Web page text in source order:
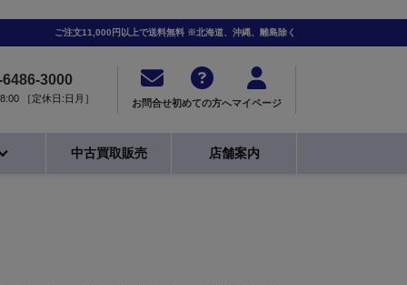
ご注文11,000円以上で送料無料 ※北海道、沖縄、離島除く
6486-3000
［定休日:日月］ お問合せ初めての方へマイページ
中古買取販売 店舗案内